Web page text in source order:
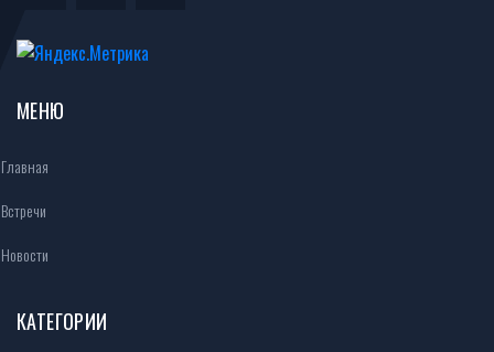
МЕНЮ
Главная
Встречи
Новости
КАТЕГОРИИ